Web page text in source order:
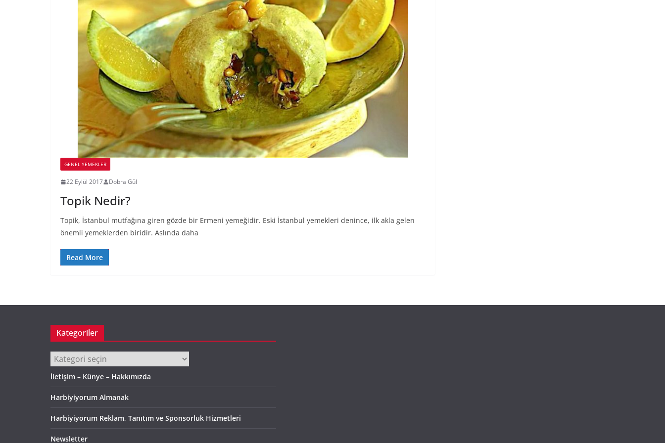
GENEL YEMEKLER
22 Eylül 2017 Dobra Gül
Topik Nedir?
Topik, İstanbul mutfağına giren gözde bir Ermeni yemeğidir. Eski İstanbul yemekleri denince, ilk akla gelen
önemli yemeklerden biridir. Aslında daha
Read More
Kategoriler
Kategoriler
İletişim – Künye – Hakkımızda
Harbiyiyorum Almanak
Harbiyiyorum Reklam, Tanıtım ve Sponsorluk Hizmetleri
Newsletter